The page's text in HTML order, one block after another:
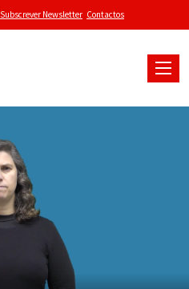
Subscrever Newsletter Contactos
Toggle